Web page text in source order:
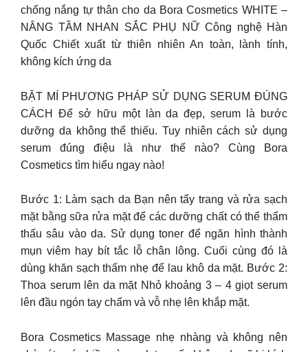
chống nắng tự thân cho da Bora Cosmetics WHITE –
NÂNG TẦM NHAN SẮC PHỤ NỮ Công nghệ Hàn
Quốc Chiết xuất từ thiên nhiên An toàn, lành tính,
không kích ứng da
BẬT MÍ PHƯƠNG PHÁP SỬ DỤNG SERUM ĐÚNG
CÁCH Để sở hữu một làn da đẹp, serum là bước
dưỡng da không thể thiếu. Tuy nhiên cách sử dụng
serum đúng điệu là như thế nào? Cùng Bora
Cosmetics tìm hiểu ngay nào!
Bước 1: Làm sạch da Bạn nên tẩy trang và rửa sạch
mặt bằng sữa rửa mặt để các dưỡng chất có thể thẩm
thấu sâu vào da. Sử dụng toner để ngăn hình thành
mụn viêm hay bít tắc lỗ chân lông. Cuối cùng đó là
dùng khăn sạch thấm nhẹ để lau khô da mặt. Bước 2:
Thoa serum lên da mặt Nhỏ khoảng 3 – 4 giọt serum
lên đầu ngón tay chấm và vỗ nhẹ lên khắp mặt.
Bora Cosmetics Massage nhẹ nhàng và không nên